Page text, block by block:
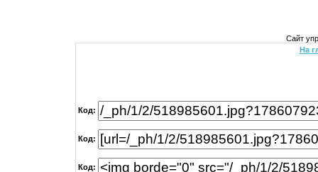
Сайт
На
Код:
Код:
Код: